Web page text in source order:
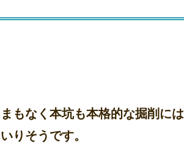
まもなく本坑も本格的な掘削には
いりそうです。